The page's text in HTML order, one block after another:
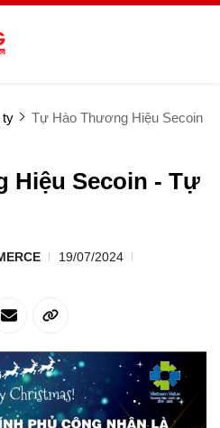
ty
Tự Hào Thương Hiệu Secoin
Hiệu Secoin - Tự
19/07/2024